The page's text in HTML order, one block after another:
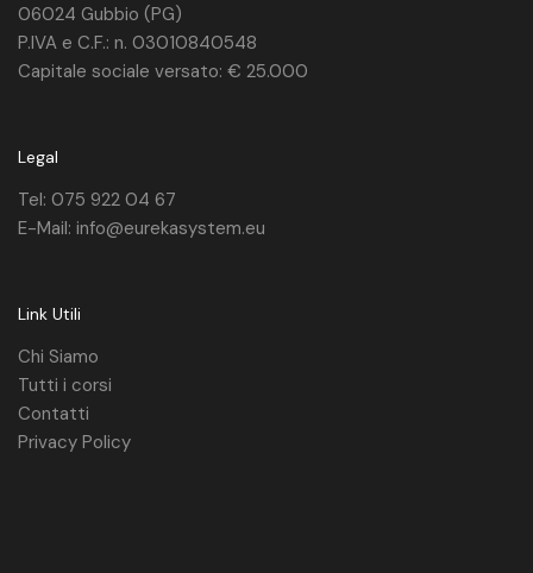
06024 Gubbio (PG)
P.IVA e C.F.: n. 03010840548
Capitale sociale versato: € 25.000
Legal
Tel: 075 922 04 67
E-Mail: info@eurekasystem.eu
Link Utili
Chi Siamo
Tutti i corsi
Contatti
Privacy Policy